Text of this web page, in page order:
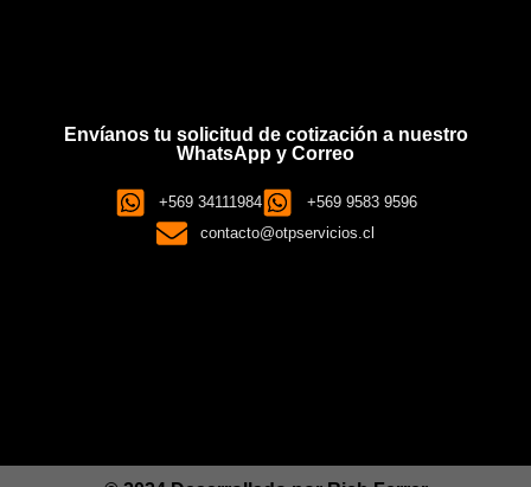
Envíanos tu solicitud de cotización a nuestro
WhatsApp y Correo
+569 34111984
+569 9583 9596
contacto@otpservicios.cl